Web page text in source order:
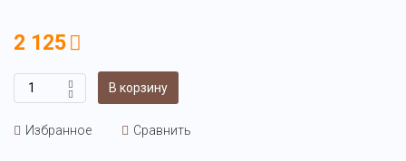
2 125
В корзину
Избранное Сравнить